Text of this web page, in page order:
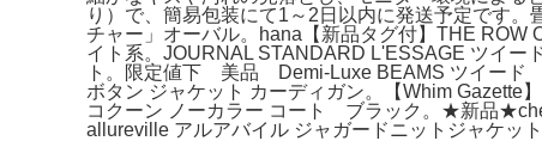
り）で、簡易包装にて1～2日以内に発送予定です
チャー」オーバル。hana【新品タグ付】THE
イト系。JOURNAL STANDARD L'ESSAGE ツイ
ト。限定値下 美品 Demi-Luxe BEAMS ツイー
ボタン ジャケット カーディガン。【Whim Gazette
コクーン ノーカラー コート ブラック。★新品
allureville アルアバイル ジャガードニットジャケ